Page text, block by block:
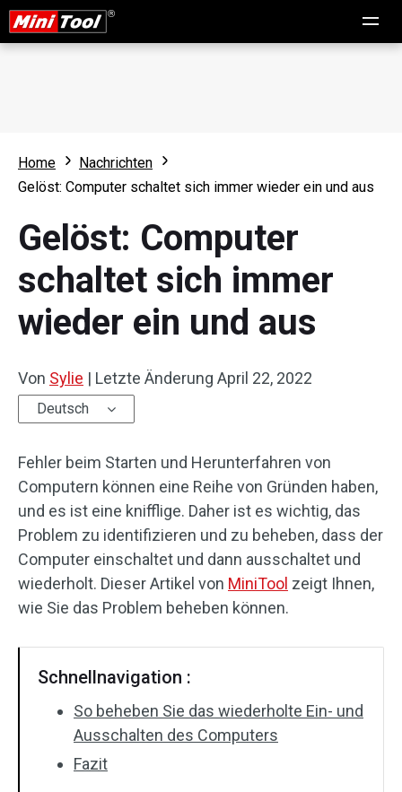
Home
Nachrichten
Gelöst: Computer schaltet sich immer wieder ein und aus
Gelöst: Computer
schaltet sich immer
wieder ein und aus
Von Sylie | Letzte Änderung April 22, 2022
Deutsch
Fehler beim Starten und Herunterfahren von
Computern können eine Reihe von Gründen haben,
und es ist eine knifflige. Daher ist es wichtig, das
Problem zu identifizieren und zu beheben, dass der
Computer einschaltet und dann ausschaltet und
wiederholt. Dieser Artikel von MiniTool zeigt Ihnen,
wie Sie das Problem beheben können.
Schnellnavigation :
So beheben Sie das wiederholte Ein- und
Ausschalten des Computers
Fazit